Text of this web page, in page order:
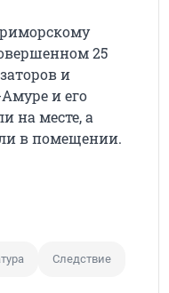
25
и
и его
на месте, а
в помещении.
Следствие